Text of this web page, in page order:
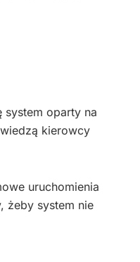
system oparty na
kierowcy
uruchomienia
żeby system nie